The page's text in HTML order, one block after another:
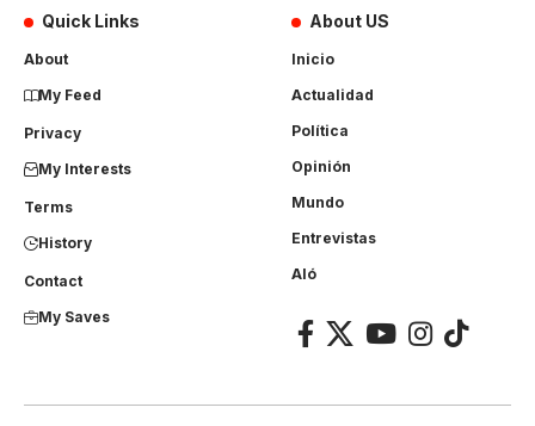
Quick Links
About
My Feed
Privacy
My Interests
Terms
History
Contact
My Saves
About US
Inicio
Actualidad
Política
Opinión
Mundo
Entrevistas
Aló